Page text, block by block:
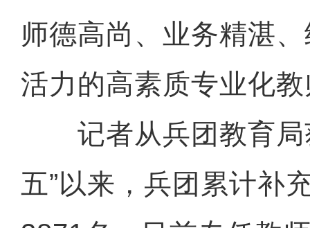
师德高尚、业务精湛
活力的高素质专业化
记者从兵团教育局
五”以来，兵团累计补